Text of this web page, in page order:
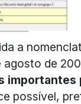
a
agosto de
importantes
possível,